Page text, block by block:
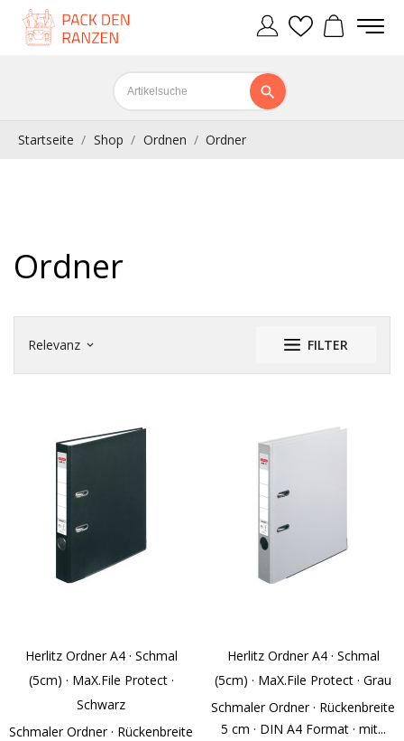
Startseite Shop Ordnen Ordner
Ordner
Relevanz keyboard_arrow_down FILTER
Herlitz Ordner A4 · Schmal
(5cm) · MaX.file Protect ·
Schwarz
Schmaler Ordner · Rückenbreite
Herlitz Ordner A4 · Schmal
(5cm) · MaX.file Protect · Grau
Schmaler Ordner · Rückenbreite
5 cm · DIN A4 Format · mit...